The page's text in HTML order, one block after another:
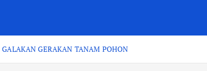
GERAKAN TANAM POHON